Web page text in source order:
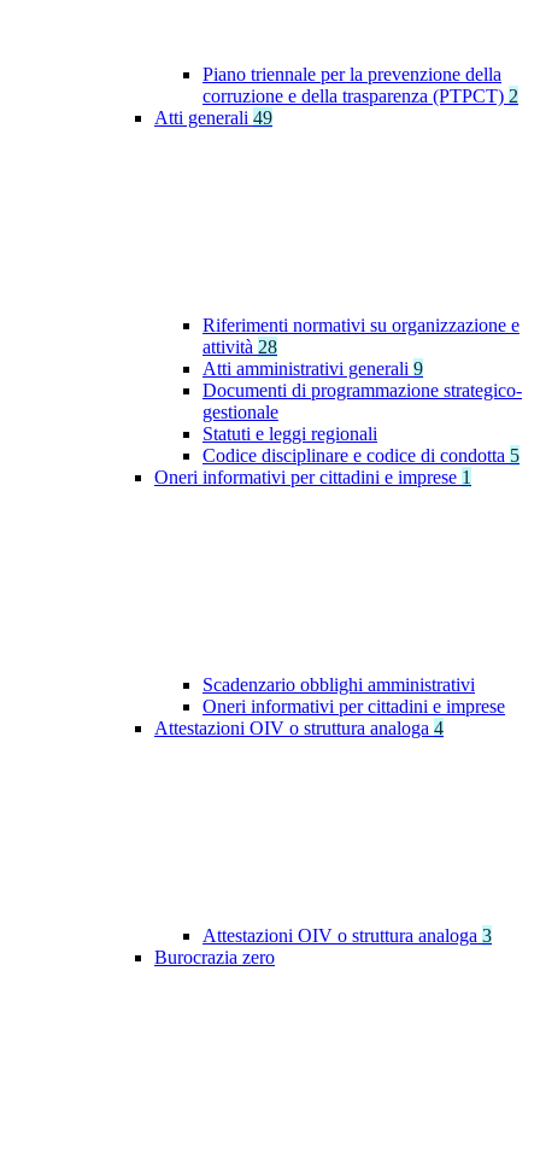
Piano triennale per la prevenzione della
corruzione e della trasparenza (PTPCT) 2
Atti generali 49
Riferimenti normativi su organizzazione e
attività 28
Atti amministrativi generali 9
Documenti di programmazione strategico-
gestionale
Statuti e leggi regionali
Codice disciplinare e codice di condotta 5
Oneri informativi per cittadini e imprese 1
Scadenzario obblighi amministrativi
Oneri informativi per cittadini e imprese
Attestazioni OIV o struttura analoga 4
Attestazioni OIV o struttura analoga 3
Burocrazia zero